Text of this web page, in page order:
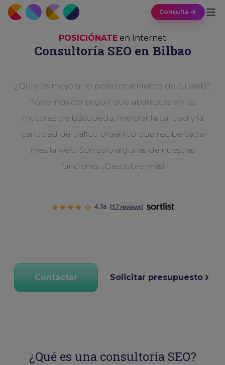
Consulta
POSICIÓNATE en Internet
Consultoría SEO en Bilbao
¿Quieres mejorar el posicionamiento de tu web?
Podemos conseguir que aparezcas en los
motores de búsqueda, mejorar la calidad y la
cantidad de tráfico orgánico que recibe cada
mes la web. Son solo algunas de nuestras
funciones. ¡Descubre más!
Contactar Solicitar presupuesto
¿Qué es una consultoría SEO?